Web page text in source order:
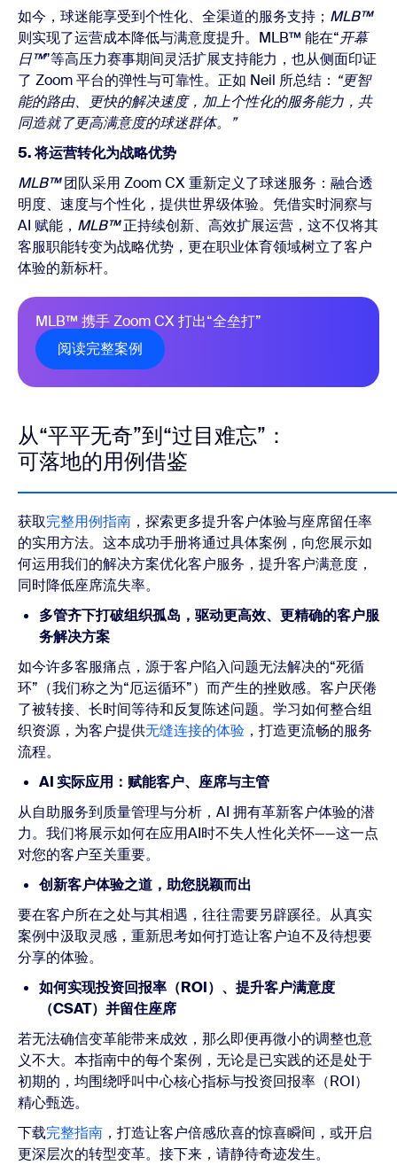
如今，球迷能享受到个性化、全渠道的服务支持； MLB™
则实现了运营成本降低与满意度提升。MLB™ 能在“开幕
日™”等高压力赛事期间灵活扩展支持能力，也从侧面印证
了 Zoom 平台的弹性与可靠性。正如 Neil 所总结： “更智
能的路由、更快的解决速度，加上个性化的服务能力，共
同造就了更高满意度的球迷群体。”
5. 将运营转化为战略优势
MLB™团队采用 Zoom CX 重新定义了球迷服务：融合透
明度、速度与个性化，提供世界级体验。凭借实时洞察与
AI 赋能， MLB™正持续创新、高效扩展运营，这不仅将其
客服职能转变为战略优势 ，更在职业体育领域树立了客户
体验的新标杆。
MLB™ 携手 Zoom CX 打出“全垒打”
阅读完整案例
从“平平无奇”到“过目难忘”：
可落地的用例借鉴
获取完整用例指南 ，探索更多提升客户体验与座席留任率
的实用方法。这本成功手册将通过具体案例，向您展示如
何运用我们的解决方案优化客户服务，提升客户满意度，
同时降低座席流失率。
多管齐下打破组织孤岛，驱动更高效、更精确的客户服
务解决方案
如今许多客服痛点，源于客户陷入问题无法解决的“死循
环”（我们称之为“厄运循环”）而产生的挫败感。客户厌倦
了被转接、长时间等待和反复陈述问题。学习如何整合组
织资源，为客户提供无缝连接的体验 ，打造更流畅的服务
流程。
AI 实际应用：赋能客户、座席与主管
从自助服务到质量管理与分析，AI 拥有革新客户体验的潜
力。我们将展示如何在应用AI时不失人性化关怀——这一点
对您的客户至关重要。
创新客户体验之道，助您脱颖而出
要在客户所在之处与其相遇，往往需要另辟蹊径。从真实
案例中汲取灵感，重新思考如何打造让客户迫不及待想要
分享的体验。
如何实现投资回报率（ROI）、提升客户满意度
（CSAT）并留住座席
若无法确信变革能带来成效，那么即便再微小的调整也意
义不大。本指南中的每个案例，无论是已实践的还是处于
初期的，均围绕呼叫中心核心指标与投资回报率（ROI）
精心甄选。
下载完整指南 ，打造让客户倍感欣喜的惊喜瞬间，或开启
更深层次的转型变革。接下来，请静待奇迹发生。